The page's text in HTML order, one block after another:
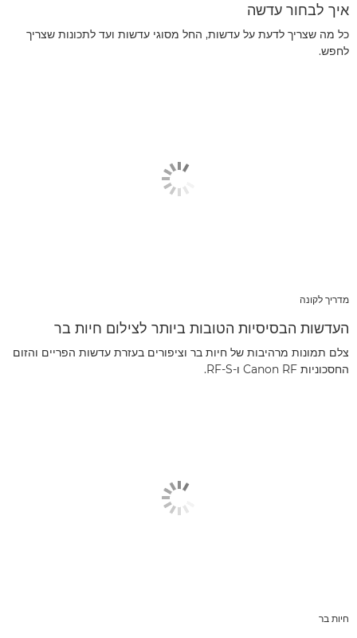
איך לבחור עדשה
כל מה שצריך לדעת על עדשות, החל מסוגי עדשות ועד לתכונות שצריך
לחפש.
מדריך לקונה
העדשות הבסיסיות הטובות ביותר לצילום חיות בר
צלם תמונות מרהיבות של חיות בר וציפורים בעזרת עדשות הפריים והזום
החסכוניות Canon RF ו-RF-S.
חיות בר